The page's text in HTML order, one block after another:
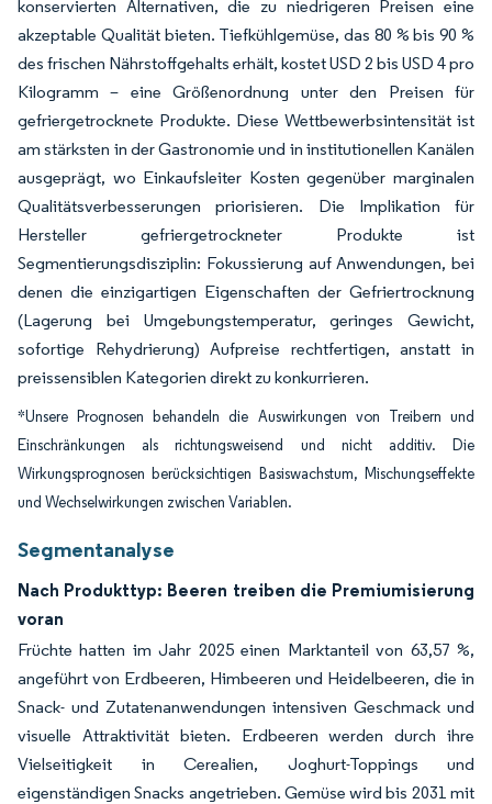
konservierten Alternativen, die zu niedrigeren Preisen eine
akzeptable Qualität bieten. Tiefkühlgemüse, das 80 % bis 90 %
des frischen Nährstoffgehalts erhält, kostet USD 2 bis USD 4 pro
Kilogramm – eine Größenordnung unter den Preisen für
gefriergetrocknete Produkte. Diese Wettbewerbsintensität ist
am stärksten in der Gastronomie und in institutionellen Kanälen
ausgeprägt, wo Einkaufsleiter Kosten gegenüber marginalen
Qualitätsverbesserungen priorisieren. Die Implikation für
Hersteller gefriergetrockneter Produkte ist
Segmentierungsdisziplin: Fokussierung auf Anwendungen, bei
denen die einzigartigen Eigenschaften der Gefriertrocknung
(Lagerung bei Umgebungstemperatur, geringes Gewicht,
sofortige Rehydrierung) Aufpreise rechtfertigen, anstatt in
preissensiblen Kategorien direkt zu konkurrieren.
*Unsere Prognosen behandeln die Auswirkungen von Treibern und
Einschränkungen als richtungsweisend und nicht additiv. Die
Wirkungsprognosen berücksichtigen Basiswachstum, Mischungseffekte
und Wechselwirkungen zwischen Variablen.
Segmentanalyse
Nach Produkttyp: Beeren treiben die Premiumisierung
voran
Früchte hatten im Jahr 2025 einen Marktanteil von 63,57 %,
angeführt von Erdbeeren, Himbeeren und Heidelbeeren, die in
Snack- und Zutatenanwendungen intensiven Geschmack und
visuelle Attraktivität bieten. Erdbeeren werden durch ihre
Vielseitigkeit in Cerealien, Joghurt-Toppings und
eigenständigen Snacks angetrieben. Gemüse wird bis 2031 mit